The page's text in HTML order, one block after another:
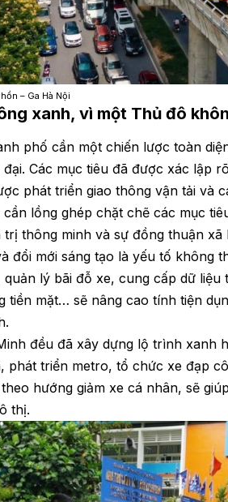
– Ga Hà Nội
xanh, vì một Thủ đô
phố cần một chiến lược toàn
Các mục tiêu đã được xác lập
phát triển giao thông vận tải và
lồng ghép chặt chẽ các mục
thông minh và sự đồng thuận xã
đổi mới sáng tạo là yếu tố không
lý bãi đỗ xe, cung cấp dữ liệu
tiền mặt… sẽ nâng cao tính tiện
đều đã xây dựng lộ trình xanh
phát triển metro, tổ chức xe đạp
hướng giảm xe cá nhân, sẽ
thị.